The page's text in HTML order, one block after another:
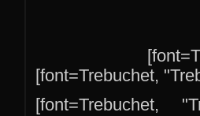
[font=Trebuchet,
[font=Trebuchet,